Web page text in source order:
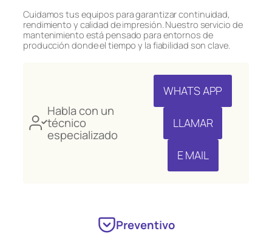
Cuidamos tus equipos para garantizar continuidad,
rendimiento y calidad de impresión. Nuestro servicio de
mantenimiento está pensado para entornos de
producción donde el tiempo y la fiabilidad son clave.
Habla con un
técnico
especializado
WHATS APP
LLAMAR
E MAIL
Preventivo